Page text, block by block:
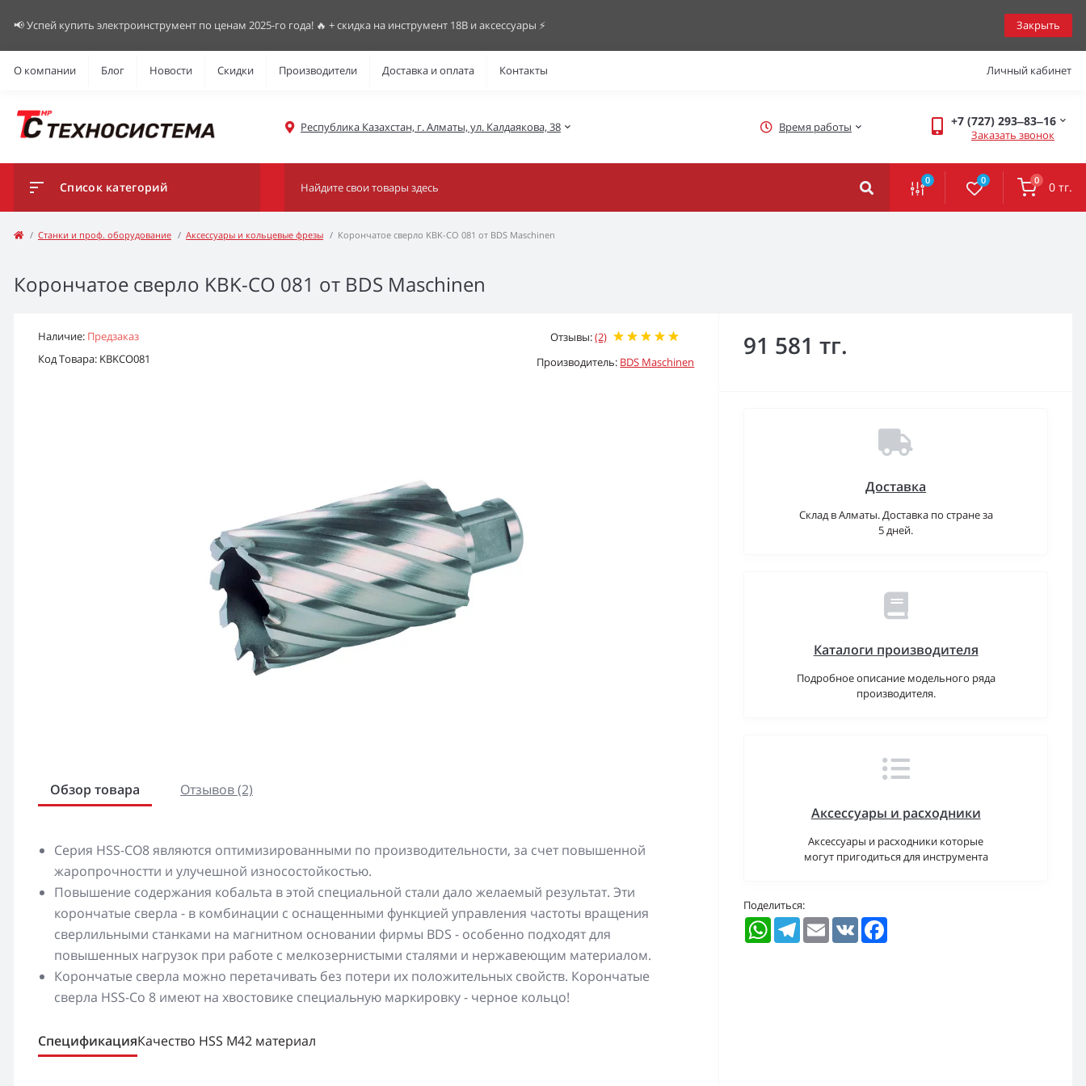
📢 Успей купить электроинструмент по ценам 2025-го года! 🔥 + скидка на инструмент 18В и аксессуары ⚡️ Закрыть
О компании Блог Новости Скидки Производители Доставка и оплата Контакты Личный кабинет
Республика Казахстан, г. Алматы, ул. Калдаякова, 38 Время работы +7 (727) 293‒83‒16
Заказать звонок
Список категорий 0 0 0 0 тг.
Станки и проф. оборудование Аксессуары и кольцевые фрезы Корончатое сверло KBK-CO 081 от BDS Maschinen
Корончатое сверло KBK-CO 081 от BDS Maschinen
Наличие: Предзаказ
Код Товара: KBKCO081
Отзывы:(2)
Производитель: BDS Maschinen
Обзор товара Отзывов (2)
Серия HSS-CO8 являются оптимизированными по производительности, за счет повышенной
жаропрочностти и улучешной износостойкостью.
Повышение содержания кобальта в этой специальной стали дало желаемый результат. Эти
корончатые сверла - в комбинации с оснащенными функцией управления частоты вращения
сверлильными станками на магнитном основании фирмы BDS - особенно подходят для
повышенных нагрузок при работе с мелкозернистыми сталями и нержавеющим материалом.
Корончатые сверла можно перетачивать без потери их положительных свойств. Корончатые
сверла HSS-Co 8 имеют на хвостовике специальную маркировку - черное кольцо!
СпецификацияКачество HSS M42 материал
91 581 тг.
Доставка
Склад в Алматы. Доставка по стране за
5 дней.
Каталоги производителя
Подробное описание модельного ряда
производителя.
Аксессуары и расходники
Аксессуары и расходники которые
могут пригодиться для инструмента
Поделиться:
WhatsAppTelegramEmail VK